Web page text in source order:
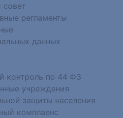
регламенты
данных
контроль по 44 ФЗ
учреждения
защиты населения
комплаенс